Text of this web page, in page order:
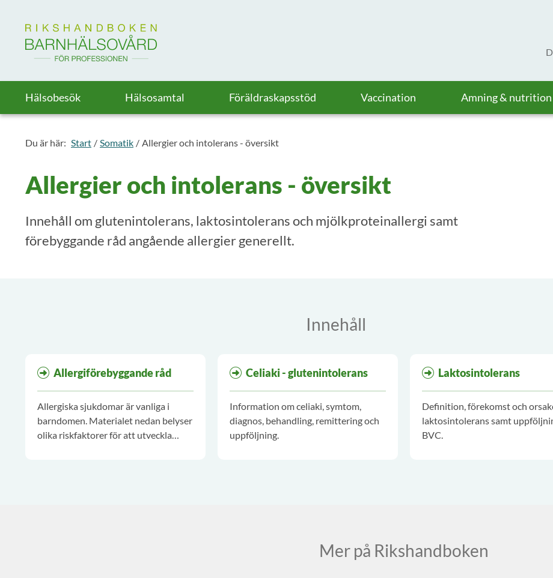
Till startsidan för Rikshandboken i barnhälsovård
Hälsobesök Hälsosamtal Föräldraskapsstöd Vaccination Amning & nutrition
Du är här: Start Somatik Allergier och intolerans - översikt
Allergier och intolerans - översikt
Innehåll om glutenintolerans, laktosintolerans och mjölkproteinallergi samt
förebyggande råd angående allergier generellt.
Innehåll
Allergiförebyggande råd
Allergiska sjukdomar är vanliga i
barndomen. Materialet nedan belyser
olika riskfaktorer för att utveckla
Celiaki - glutenintolerans
Information om celiaki, symtom,
diagnos, behandling, remittering och
uppföljning.
Laktosintolerans
Definition, förekomst och
laktosintolerans samt
BVC.
Mer på Rikshandboken